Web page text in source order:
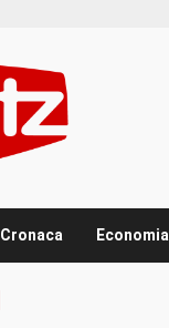
Cronaca Economia